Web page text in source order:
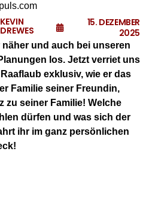
KEVIN
DREWES
15. DEZEMBER
2025
und auch bei unseren
los. Jetzt verriet uns
exklusiv, wie er das
Familie seiner Freundin,
zu seiner Familie! Welche
dürfen und was sich der
ihr im ganz persönlichen